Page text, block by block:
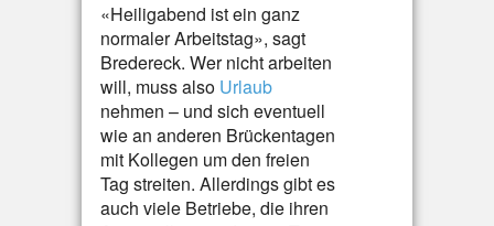
«Heiligabend ist ein ganz
normaler Arbeitstag», sagt
Bredereck. Wer nicht arbeiten
will, muss also Urlaub
nehmen – und sich eventuell
wie an anderen Brückentagen
mit Kollegen um den freien
Tag streiten. Allerdings gibt es
auch viele Betriebe, die ihren